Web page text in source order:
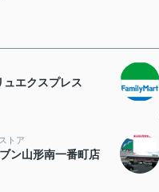
ュエクスプレス
トア
ン山形南一番町店